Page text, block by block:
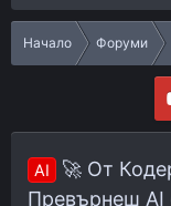
Начало Форуми
AI
🚀 От
Превърнеш AI